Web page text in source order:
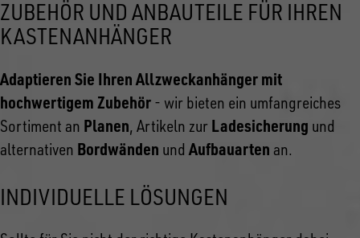
ZUBEHÖR UND ANBAUTEILE FÜR IHREN
KASTENANHÄNGER
Adaptieren Sie Ihren Allzweckanhänger mit
hochwertigem Zubehör - wir bieten ein umfangreiches
Sortiment an Planen, Artikeln zur Ladesicherung und
alternativen Bordwänden undAufbauarten an.
INDIVIDUELLE LÖSUNGEN